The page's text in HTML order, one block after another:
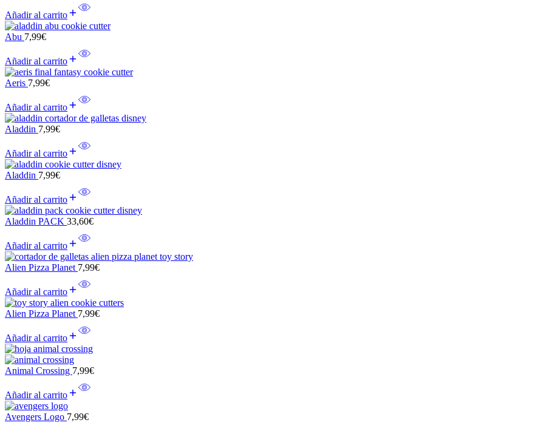
Añadir al carrito
Abu 7,99€
Añadir al carrito
Aeris 7,99€
Añadir al carrito
Aladdin 7,99€
Añadir al carrito
Aladdin 7,99€
Añadir al carrito
Aladdin PACK 33,60€
Añadir al carrito
Alien Pizza Planet 7,99€
Añadir al carrito
Alien Pizza Planet 7,99€
Añadir al carrito
Animal Crossing 7,99€
Añadir al carrito
Avengers Logo 7,99€